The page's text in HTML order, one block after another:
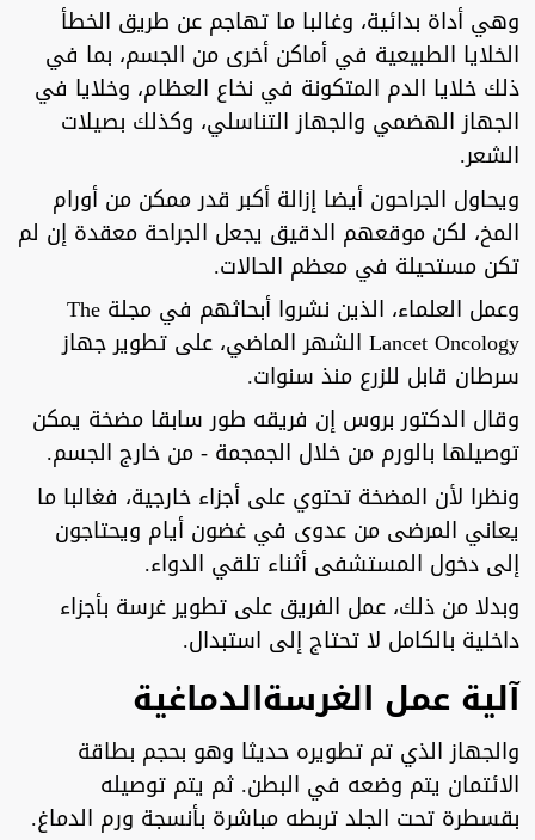
وهي أداة بدائية، وغالبا ما تهاجم عن طريق الخطأ
الخلايا الطبيعية في أماكن أخرى من الجسم، بما في
ذلك خلايا الدم المتكونة في نخاع العظام، وخلايا في
الجهاز الهضمي والجهاز التناسلي، وكذلك بصيلات
الشعر.
ويحاول الجراحون أيضا إزالة أكبر قدر ممكن من أورام
المخ، لكن موقعهم الدقيق يجعل الجراحة معقدة إن لم
تكن مستحيلة في معظم الحالات.
وعمل العلماء، الذين نشروا أبحاثهم في مجلة The
Lancet Oncology الشهر الماضي، على تطوير جهاز
سرطان قابل للزرع منذ سنوات.
وقال الدكتور بروس إن فريقه طور سابقا مضخة يمكن
توصيلها بالورم من خلال الجمجمة - من خارج الجسم.
ونظرا لأن المضخة تحتوي على أجزاء خارجية، فغالبا ما
يعاني المرضى من عدوى في غضون أيام ويحتاجون
إلى دخول المستشفى أثناء تلقي الدواء.
وبدلا من ذلك، عمل الفريق على تطوير غرسة بأجزاء
داخلية بالكامل لا تحتاج إلى استبدال.
آلية عمل الغرسةالدماغية
والجهاز الذي تم تطويره حديثا وهو بحجم بطاقة
الائتمان يتم وضعه في البطن. ثم يتم توصيله
بقسطرة تحت الجلد تربطه مباشرة بأنسجة ورم الدماغ.